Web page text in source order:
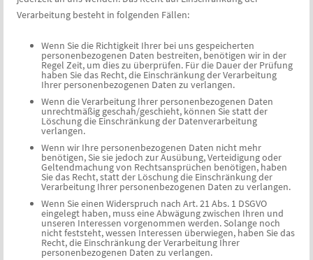
Verarbeitung besteht in folgenden Fällen:
Wenn Sie die Richtigkeit Ihrer bei uns gespeicherten
personenbezogenen Daten bestreiten, benötigen wir in der
Regel Zeit, um dies zu überprüfen. Für die Dauer der Prüfung
haben Sie das Recht, die Einschränkung der Verarbeitung
Ihrer personenbezogenen Daten zu verlangen.
Wenn die Verarbeitung Ihrer personenbezogenen Daten
unrechtmäßig geschah/geschieht, können Sie statt der
Löschung die Einschränkung der Datenverarbeitung
verlangen.
Wenn wir Ihre personenbezogenen Daten nicht mehr
benötigen, Sie sie jedoch zur Ausübung, Verteidigung oder
Geltendmachung von Rechtsansprüchen benötigen, haben
Sie das Recht, statt der Löschung die Einschränkung der
Verarbeitung Ihrer personenbezogenen Daten zu verlangen.
Wenn Sie einen Widerspruch nach Art. 21 Abs. 1 DSGVO
eingelegt haben, muss eine Abwägung zwischen Ihren und
unseren Interessen vorgenommen werden. Solange noch
nicht feststeht, wessen Interessen überwiegen, haben Sie das
Recht, die Einschränkung der Verarbeitung Ihrer
personenbezogenen Daten zu verlangen.